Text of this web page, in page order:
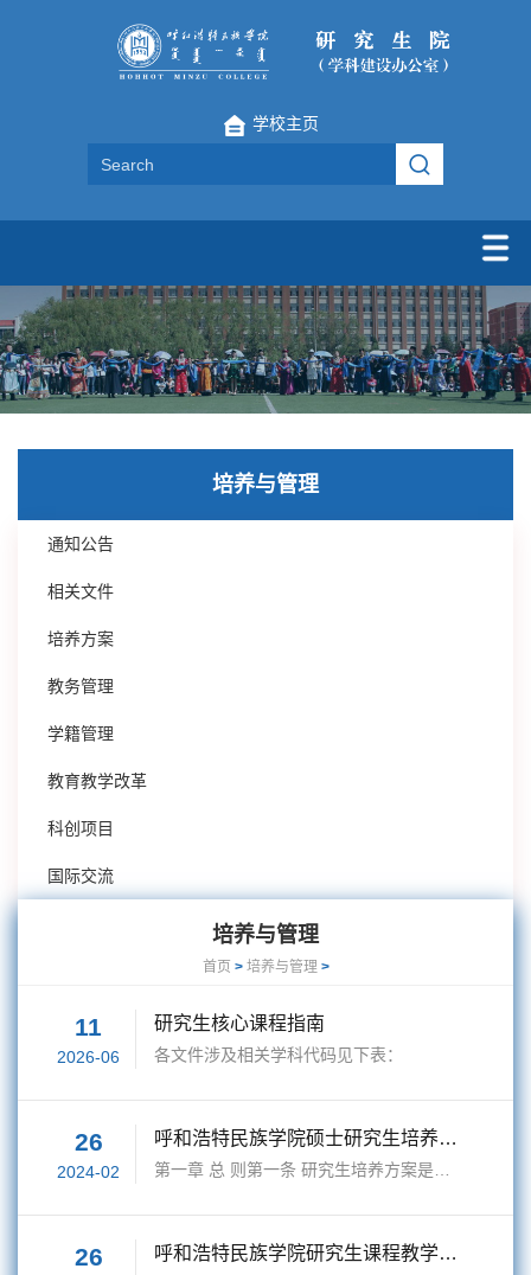
学校主页
培养与管理
通知公告
相关文件
培养方案
教务管理
学籍管理
教育教学改革
科创项目
国际交流
培养与管理
首页 > 培养与管理 >
11
2026-06
研究生核心课程指南
各文件涉及相关学科代码见下表：
26
2024-02
呼和浩特民族学院硕士研究生培养方案 实施与管理办法
26 呼和浩特民族学院研究生课程教学管理 办法